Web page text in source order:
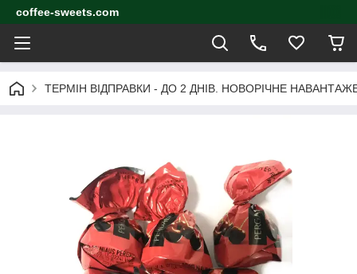
coffee-sweets.com
ТЕРМІН ВІДПРАВКИ - ДО 2 ДНІВ. НОВОРІЧНЕ